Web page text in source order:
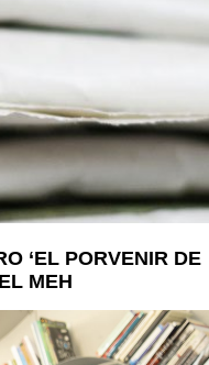
ZURE BISITALDIA
DEIN BESUCH
LA VOSTRA VISITA
A SUA VISITA
‘EL PORVENIR DE
MEH